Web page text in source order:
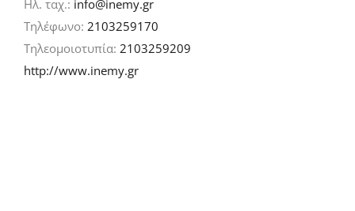
Ηλ. ταχ.: info@inemy.gr
Τηλέφωνο: 2103259170
Τηλεομοιοτυπία: 2103259209
http://www.inemy.gr